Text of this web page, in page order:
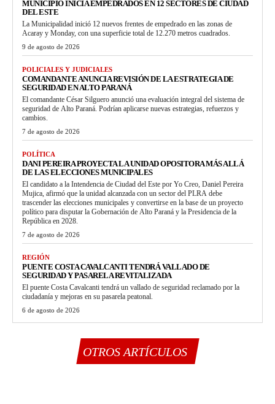
MUNICIPIO INICIA EMPEDRADOS EN 12 SECTORES DE CIUDAD
DEL ESTE
La Municipalidad inició 12 nuevos frentes de empedrado en las zonas de
Acaray y Monday, con una superficie total de 12.270 metros cuadrados.
9 de agosto de 2026
POLICIALES Y JUDICIALES
COMANDANTE ANUNCIA REVISIÓN DE LA ESTRATEGIA DE
SEGURIDAD EN ALTO PARANÁ
El comandante César Silguero anunció una evaluación integral del sistema de
seguridad de Alto Paraná. Podrían aplicarse nuevas estrategias, refuerzos y
cambios.
7 de agosto de 2026
POLÍTICA
DANI PEREIRA PROYECTA LA UNIDAD OPOSITORA MÁS ALLÁ
DE LAS ELECCIONES MUNICIPALES
El candidato a la Intendencia de Ciudad del Este por Yo Creo, Daniel Pereira
Mujica, afirmó que la unidad alcanzada con un sector del PLRA debe
trascender las elecciones municipales y convertirse en la base de un proyecto
político para disputar la Gobernación de Alto Paraná y la Presidencia de la
República en 2028.
7 de agosto de 2026
REGIÓN
PUENTE COSTA CAVALCANTI TENDRÁ VALLADO DE
SEGURIDAD Y PASARELA REVITALIZADA
El puente Costa Cavalcanti tendrá un vallado de seguridad reclamado por la
ciudadanía y mejoras en su pasarela peatonal.
6 de agosto de 2026
OTROS ARTÍCULOS